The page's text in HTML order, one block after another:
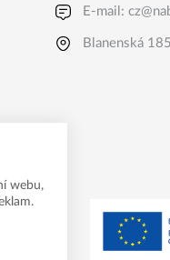
E-mail:
Blanenská
webu,